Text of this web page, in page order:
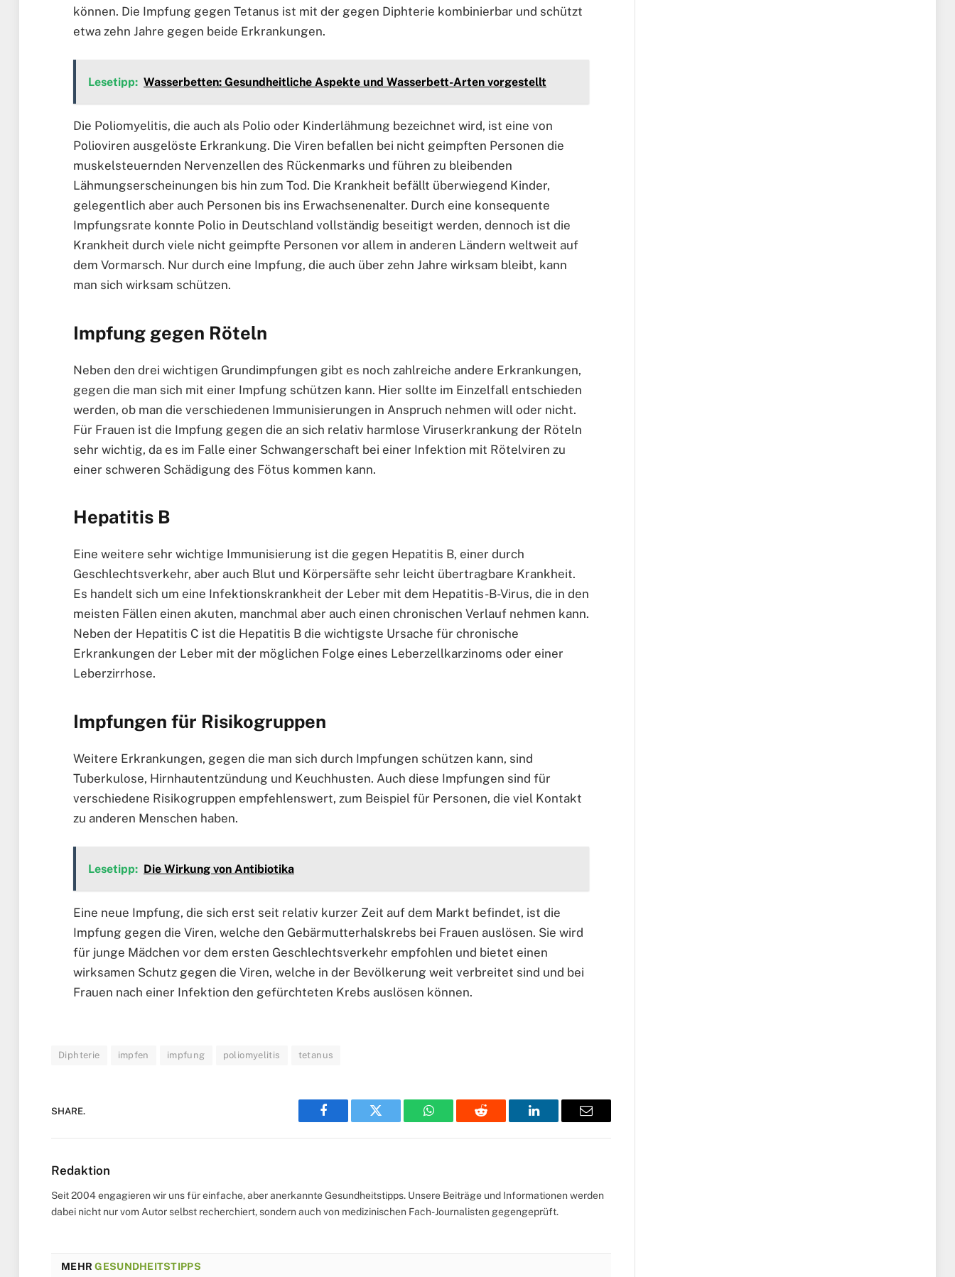
können. Die Impfung gegen Tetanus ist mit der gegen Diphterie kombinierbar und schützt
etwa zehn Jahre gegen beide Erkrankungen.
Lesetipp: Wasserbetten: Gesundheitliche Aspekte und Wasserbett-Arten vorgestellt
Die Poliomyelitis, die auch als Polio oder Kinderlähmung bezeichnet wird, ist eine von
Polioviren ausgelöste Erkrankung. Die Viren befallen bei nicht geimpften Personen die
muskelsteuernden Nervenzellen des Rückenmarks und führen zu bleibenden
Lähmungserscheinungen bis hin zum Tod. Die Krankheit befällt überwiegend Kinder,
gelegentlich aber auch Personen bis ins Erwachsenenalter. Durch eine konsequente
Impfungsrate konnte Polio in Deutschland vollständig beseitigt werden, dennoch ist die
Krankheit durch viele nicht geimpfte Personen vor allem in anderen Ländern weltweit auf
dem Vormarsch. Nur durch eine Impfung, die auch über zehn Jahre wirksam bleibt, kann
man sich wirksam schützen.
Impfung gegen Röteln
Neben den drei wichtigen Grundimpfungen gibt es noch zahlreiche andere Erkrankungen,
gegen die man sich mit einer Impfung schützen kann. Hier sollte im Einzelfall entschieden
werden, ob man die verschiedenen Immunisierungen in Anspruch nehmen will oder nicht.
Für Frauen ist die Impfung gegen die an sich relativ harmlose Viruserkrankung der Röteln
sehr wichtig, da es im Falle einer Schwangerschaft bei einer Infektion mit Rötelviren zu
einer schweren Schädigung des Fötus kommen kann.
Hepatitis B
Eine weitere sehr wichtige Immunisierung ist die gegen Hepatitis B, einer durch
Geschlechtsverkehr, aber auch Blut und Körpersäfte sehr leicht übertragbare Krankheit.
Es handelt sich um eine Infektionskrankheit der Leber mit dem Hepatitis-B-Virus, die in den
meisten Fällen einen akuten, manchmal aber auch einen chronischen Verlauf nehmen kann.
Neben der Hepatitis C ist die Hepatitis B die wichtigste Ursache für chronische
Erkrankungen der Leber mit der möglichen Folge eines Leberzellkarzinoms oder einer
Leberzirrhose.
Impfungen für Risikogruppen
Weitere Erkrankungen, gegen die man sich durch Impfungen schützen kann, sind
Tuberkulose, Hirnhautentzündung und Keuchhusten. Auch diese Impfungen sind für
verschiedene Risikogruppen empfehlenswert, zum Beispiel für Personen, die viel Kontakt
zu anderen Menschen haben.
Lesetipp: Die Wirkung von Antibiotika
Eine neue Impfung, die sich erst seit relativ kurzer Zeit auf dem Markt befindet, ist die
Impfung gegen die Viren, welche den Gebärmutterhalskrebs bei Frauen auslösen. Sie wird
für junge Mädchen vor dem ersten Geschlechtsverkehr empfohlen und bietet einen
wirksamen Schutz gegen die Viren, welche in der Bevölkerung weit verbreitet sind und bei
Frauen nach einer Infektion den gefürchteten Krebs auslösen können.
Diphterie impfen impfung poliomyelitis tetanus
SHARE.
Facebook Twitter WhatsAppReddit LinkedIn Email
Redaktion
Seit 2004 engagieren wir uns für einfache, aber anerkannte Gesundheitstipps. Unsere Beiträge und Informationen werden
dabei nicht nur vom Autor selbst recherchiert, sondern auch von medizinischen Fach-Journalisten gegengeprüft.
MEHRGESUNDHEITSTIPPS